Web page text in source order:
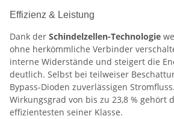
Effizienz & Leistung
Dank der Schindelzellen-Technologie
ohne herkömmliche Verbinder
interne Widerstände und steigert die
deutlich. Selbst bei teilweiser
Bypass-Dioden zuverlässigen
Wirkungsgrad von bis zu 23,8 % gehört
effizientesten seiner Klasse.